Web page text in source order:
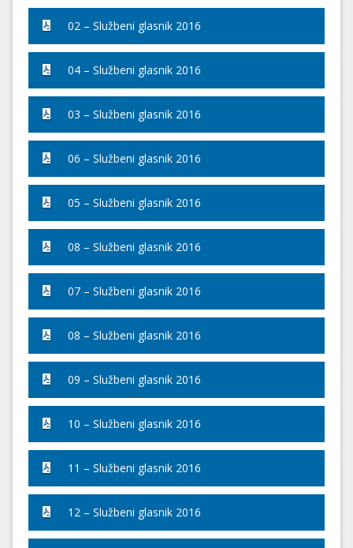
02 – Službeni glasnik 2016
04 – Službeni glasnik 2016
03 – Službeni glasnik 2016
06 – Službeni glasnik 2016
05 – Službeni glasnik 2016
08 – Službeni glasnik 2016
07 – Službeni glasnik 2016
08 – Službeni glasnik 2016
09 – Službeni glasnik 2016
10 – Službeni glasnik 2016
11 – Službeni glasnik 2016
12 – Službeni glasnik 2016